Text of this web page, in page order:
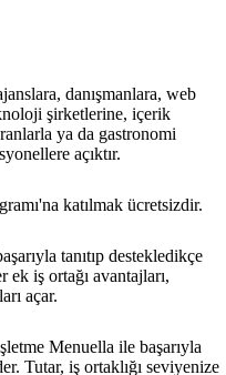
danışmanlara, web
şirketlerine, içerik
ya da gastronomi
açıktır.
katılmak ücretsizdir.
tanıtıp destekledikçe
iş ortağı avantajları,
açar.
Menuella ile başarıyla
Tutar, iş ortaklığı seviyenize